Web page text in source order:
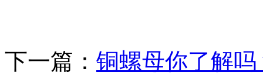
下一篇： 铜螺母你了解吗